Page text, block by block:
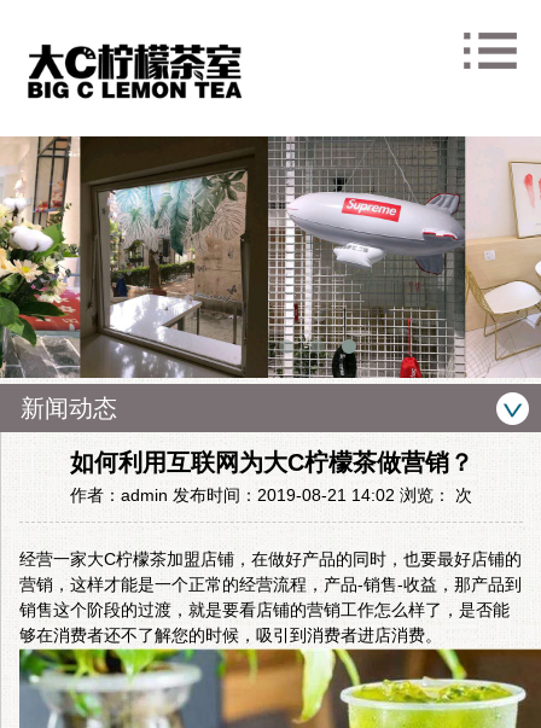
新闻动态
如何利用互联网为大C柠檬茶做营销？
作者：admin 发布时间：2019-08-21 14:02 浏览： 次
经营一家大C柠檬茶加盟店铺，在做好产品的同时，也要最好店铺的
营销，这样才能是一个正常的经营流程，产品-销售-收益，那产品到
销售这个阶段的过渡，就是要看店铺的营销工作怎么样了，是否能
够在消费者还不了解您的时候，吸引到消费者进店消费。